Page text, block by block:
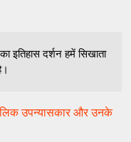
का इतिहास दर्शन हमें सिखाता
उपन्यासकार और उनके